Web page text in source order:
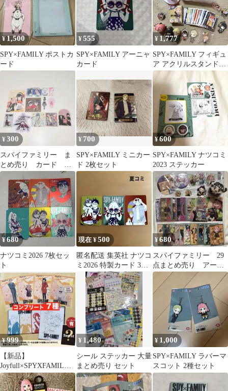
¥1,500
SPY×FAMILY ポストカ
ード
¥555
SPY×FAMILY アーニャ
カード
¥ 1,777
SPY×FAMILY フィギュ
ア アクリルスタンド
UNO まとめ売り
¥300
スパイファミリー ま
とめ売り カード シ
ール
¥700
SPY×FAMILY ミニカー
ド 2枚セット
¥600
SPY×FAMILY ナツコミ
2023 ステッカー
¥680
ナツコミ2026 7枚セッ
ト
現在 ¥500
匿名配送 集英社 ナツコ
ミ2026 特製カード 3種
セット 非売品
¥680
スパイファミリー 29
点まとめ売り アーニ
ャ ベッキー ダミア
ン
¥999
【新品】
Joyfull×SPYXFAMILY
オリジナルクリアファ
イル 全７種
¥ 1,480
シール ステッカー 大量
まとめ売り セット
¥ 1,000
SPY×FAMILY ラバーマ
スコット 2種セット